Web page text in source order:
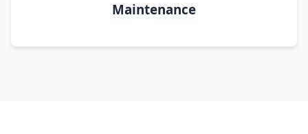
Maintenance